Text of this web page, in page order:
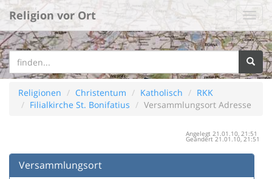
Religion vor Ort
Religionen Christentum Katholisch
RKK
Filialkirche St. Bonifatius
Versammlungsort Adresse
Angelegt 21.01.10, 21:51
Geändert 21.01.10, 21:51
Versammlungsort